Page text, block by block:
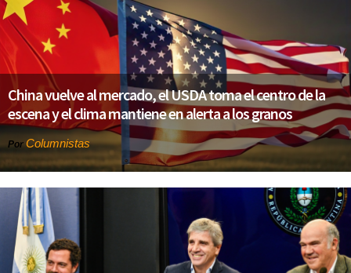
China vuelve al mercado, el USDA toma el centro de la
escena y el clima mantiene en alerta a los granos
Por Columnistas